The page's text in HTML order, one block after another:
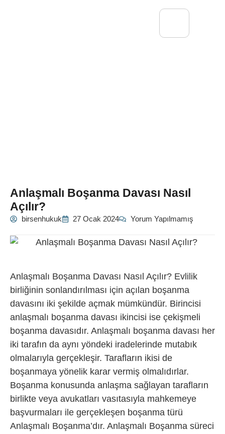
Anlaşmalı Boşanma Davası Nasıl
Açılır?
birsenhukuk 27 Ocak 2024 Yorum Yapılmamış
Anlaşmalı Boşanma Davası Nasıl Açılır? Evlilik
birliğinin sonlandırılması için açılan boşanma
davasını iki şekilde açmak mümkündür. Birincisi
anlaşmalı boşanma davası ikincisi ise çekişmeli
boşanma davasıdır. Anlaşmalı boşanma davası her
iki tarafın da aynı yöndeki iradelerinde mutabık
olmalarıyla gerçekleşir. Tarafların ikisi de
boşanmaya yönelik karar vermiş olmalıdırlar.
Boşanma konusunda anlaşma sağlayan tarafların
birlikte veya avukatları vasıtasıyla mahkemeye
başvurmaları ile gerçekleşen boşanma türü
Anlaşmalı Boşanma’dır. Anlaşmalı Boşanma süreci